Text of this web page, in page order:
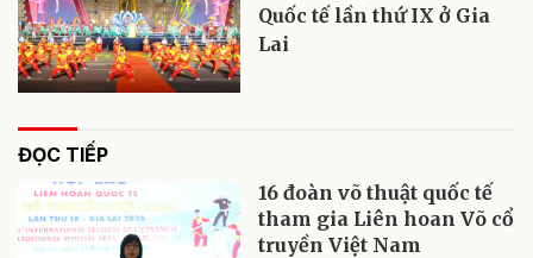
Quốc tế lần thứ IX ở Gia
Lai
ĐỌC TIẾP
16 đoàn võ thuật quốc tế
tham gia Liên hoan Võ cổ
truyền Việt Nam